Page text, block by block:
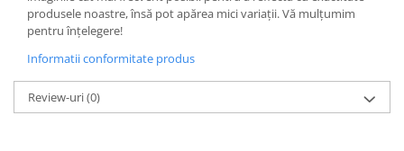
Altele
Detectoare de mișcare
produsele noastre, însă pot apărea mici variații. Vă mulțumim
pentru înțelegere!
Informatii conformitate produs
Review-uri(0)